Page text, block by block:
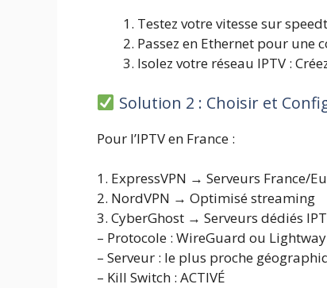
Testez votre vitesse sur
Passez en Ethernet pour une
Isolez votre réseau IPTV :
Solution 2 : Choisir et
Pour l’IPTV en France :
1. ExpressVPN → Serveurs France/
2. NordVPN → Optimisé streaming
3. CyberGhost → Serveurs dédiés
– Protocole : WireGuard ou Lightway
– Serveur : le plus proche
– Kill Switch : ACTIVÉ